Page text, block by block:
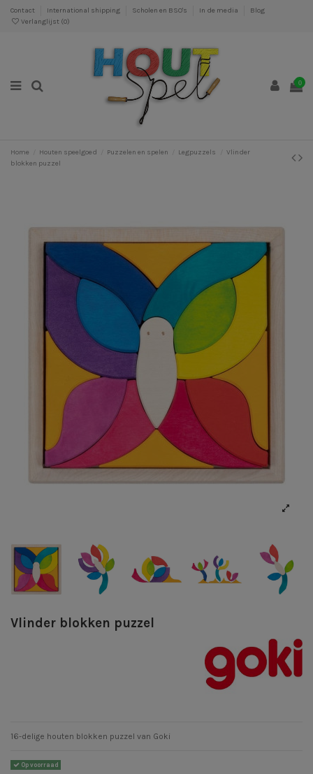
Contact International shipping Scholen en BSO's In de media
Blog
Verlanglijst (0)
0
Home Houten speelgoed Puzzelen en spelen Legpuzzels
Vlinder
blokken puzzel
Vlinder blokken puzzel
16-delige houten blokken puzzel van Goki
Op voorraad